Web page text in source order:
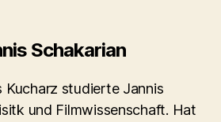
Schakarian
Kucharz studierte Jannis
und Filmwissenschaft. Hat